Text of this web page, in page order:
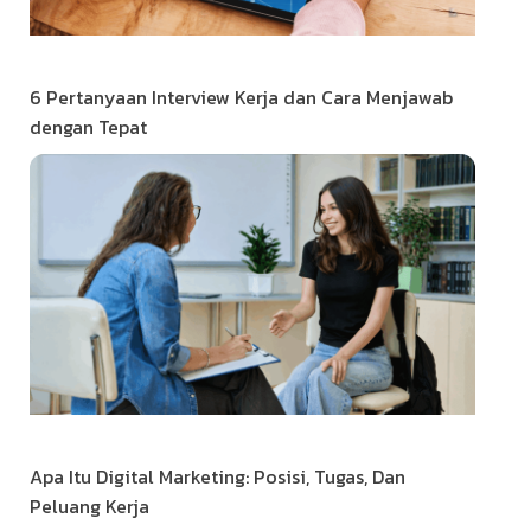
6 Pertanyaan Interview Kerja dan Cara Menjawab
dengan Tepat
Apa Itu Digital Marketing: Posisi, Tugas, Dan
Peluang Kerja